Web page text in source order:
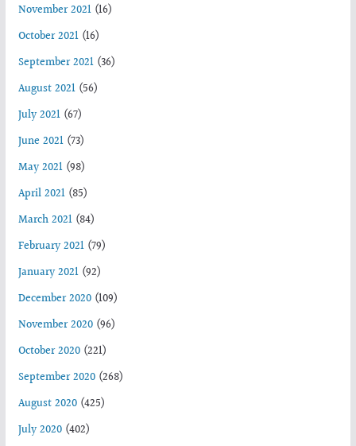
November 2021(16)
October 2021(16)
September 2021(36)
August 2021(56)
July 2021(67)
June 2021(73)
May 2021(98)
April 2021(85)
March 2021(84)
February 2021(79)
January 2021(92)
December 2020(109)
November 2020(96)
October 2020(221)
September 2020(268)
August 2020(425)
July 2020(402)